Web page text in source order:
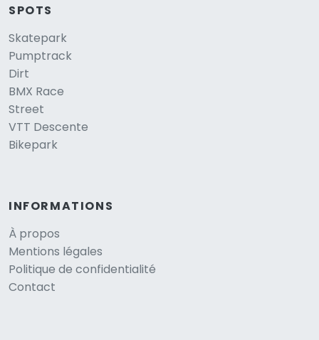
SPOTS
Skatepark
Pumptrack
Dirt
BMX Race
Street
VTT Descente
Bikepark
INFORMATIONS
À propos
Mentions légales
Politique de confidentialité
Contact